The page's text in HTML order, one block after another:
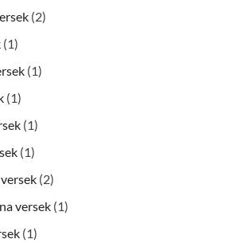
(2)
(1)
(1)
(1)
(1)
(1)
(2)
versek (1)
(1)